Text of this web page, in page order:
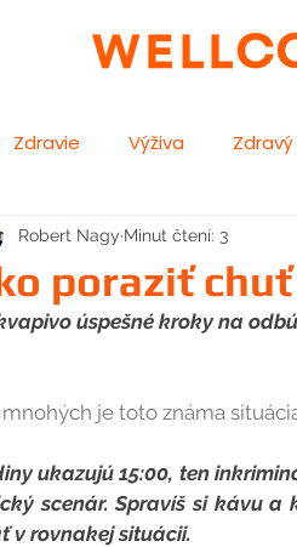
Zdravie Výživa
poraziť
Robert Nagy Minut čtení: 3
úspešné kroky na
je toto známa
ukazujú 15:00, ten
scenár. Spravíš si kávu a
v rovnakej situácii.